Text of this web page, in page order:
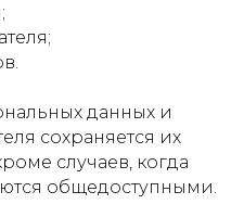
данных и
сохраняется их
случаев, когда
общедоступными.